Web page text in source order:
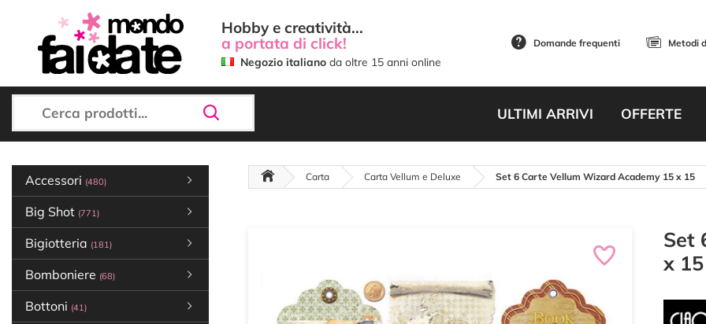
Hobby e creatività...
a portata di click!
Negozio italiano da oltre 15 anni online
Domande frequenti Metodi
ULTIMI ARRIVI OFFERTE
Accessori (480)
Big Shot (771)
Bigiotteria (181)
Bomboniere (68)
Bottoni (41)
Carta Carta Vellum e Deluxe Set 6 Carte Vellum Wizard Academy 15 x 15
Set
x 15